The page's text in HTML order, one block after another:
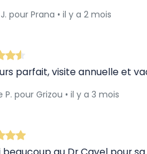
pour Prana • il y a 2 mois
parfait, visite annuelle et
P. pour Grizou • il y a 3 mois